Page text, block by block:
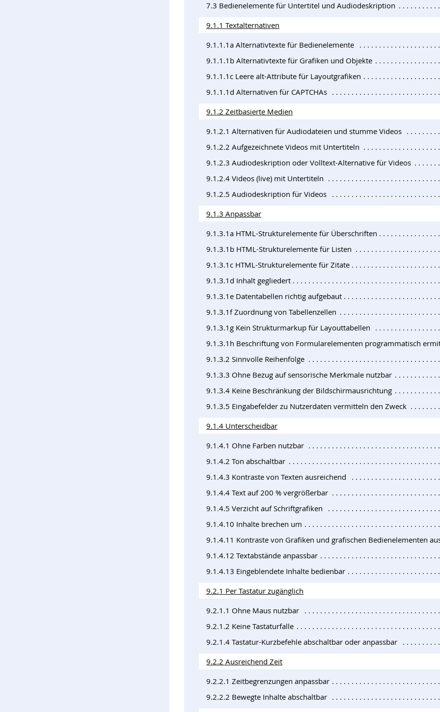
7.3 Bedienelemente für Untertitel und Audiodeskription
9.1.1 Textalternativen
9.1.1.1a Alternativtexte für Bedienelemente
9.1.1.1b Alternativtexte für Grafiken und Objekte
9.1.1.1c Leere alt-Attribute für Layoutgrafiken
9.1.1.1d Alternativen für CAPTCHAs
9.1.2 Zeitbasierte Medien
9.1.2.1 Alternativen für Audiodateien und stumme Videos
9.1.2.2 Aufgezeichnete Videos mit Untertiteln
9.1.2.3 Audiodeskription oder Volltext-Alternative für Videos
9.1.2.4 Videos (live) mit Untertiteln
9.1.2.5 Audiodeskription für Videos
9.1.3 Anpassbar
9.1.3.1a HTML-Strukturelemente für Überschriften
9.1.3.1b HTML-Strukturelemente für Listen
9.1.3.1c HTML-Strukturelemente für Zitate
9.1.3.1d Inhalt gegliedert
9.1.3.1e Datentabellen richtig aufgebaut
9.1.3.1f Zuordnung von Tabellenzellen
9.1.3.1g Kein Strukturmarkup für Layouttabellen
9.1.3.1h Beschriftung von Formularelementen programmatisch
9.1.3.2 Sinnvolle Reihenfolge
9.1.3.3 Ohne Bezug auf sensorische Merkmale nutzbar
9.1.3.4 Keine Beschränkung der Bildschirmausrichtung
9.1.3.5 Eingabefelder zu Nutzerdaten vermitteln den Zweck
9.1.4 Unterscheidbar
9.1.4.1 Ohne Farben nutzbar
9.1.4.2 Ton abschaltbar
9.1.4.3 Kontraste von Texten ausreichend
9.1.4.4 Text auf 200 % vergrößerbar
9.1.4.5 Verzicht auf Schriftgrafiken
9.1.4.10 Inhalte brechen um
9.1.4.11 Kontraste von Grafiken und grafischen Bedienelementen
9.1.4.12 Textabstände anpassbar
9.1.4.13 Eingeblendete Inhalte bedienbar
9.2.1 Per Tastatur zugänglich
9.2.1.1 Ohne Maus nutzbar
9.2.1.2 Keine Tastaturfalle
9.2.1.4 Tastatur-Kurzbefehle abschaltbar oder anpassbar
9.2.2 Ausreichend Zeit
9.2.2.1 Zeitbegrenzungen anpassbar
9.2.2.2 Bewegte Inhalte abschaltbar